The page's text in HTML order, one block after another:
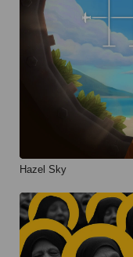
Hazel Sky